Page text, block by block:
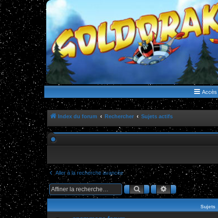
WWW.GOLDORAKGO.COM
le site de la Lune Rouge
Accès
Index du forum Rechercher Sujets actifs
Aller à la recherche avancée
RechercherRecherche
Sujets